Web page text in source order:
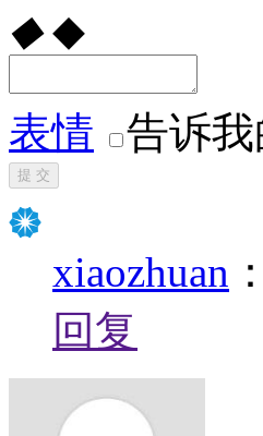
◆ ◆
表情 告诉
提 交
xiaozhuan ：
回复